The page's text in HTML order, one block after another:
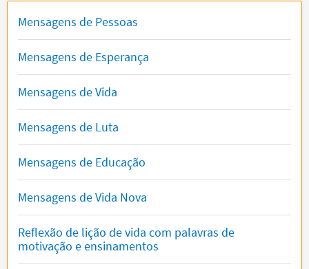
Mensagens de Pessoas
Mensagens de Esperança
Mensagens de Vida
Mensagens de Luta
Mensagens de Educação
Mensagens de Vida Nova
Reflexão de lição de vida com palavras de
motivação e ensinamentos